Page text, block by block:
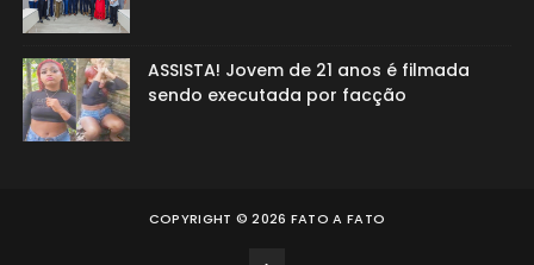
ASSISTA! Jovem de 21 anos é filmada
sendo executada por facção
COPYRIGHT ©2026 FATO A FATO